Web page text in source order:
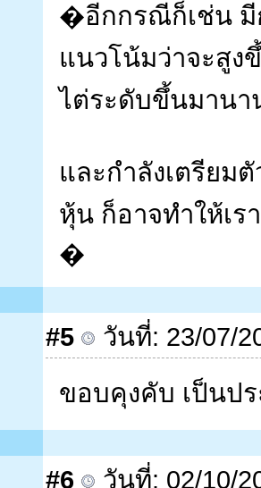
�อีกกรณีก็เช่น มี
แนวโน้มว่าจะสูง
ไต่ระดับขึ้นมานา
และกำลังเตรียม
หุ้น ก็อาจทำให้เ
�
#5
วันที่: 23/07/
ขอบคุงคับ เป็นป
#6
วันที่: 02/10/